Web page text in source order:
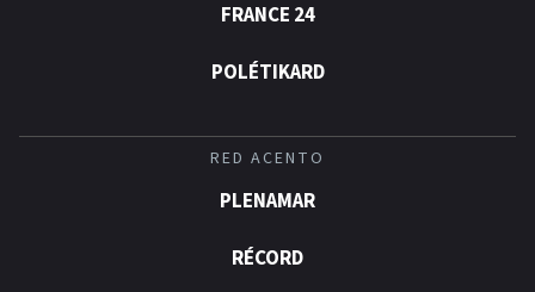
FRANCE 24
POLÉTIKARD
RED ACENTO
PLENAMAR
RÉCORD